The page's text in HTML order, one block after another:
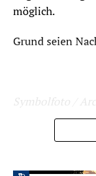
möglich.
Grund seien
Symbolfoto /